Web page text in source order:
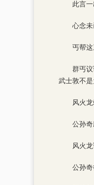
此言
心念
丐帮
群丐
武士敦不
风火
公孙
风火
公孙